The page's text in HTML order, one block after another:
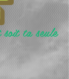
ta seule